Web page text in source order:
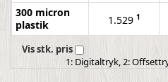
300 micron
plastik
1.529 1
Vis stk. pris
1: Digitaltryk, 2: